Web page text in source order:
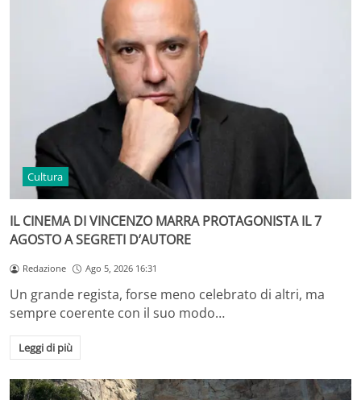
Cultura
IL CINEMA DI VINCENZO MARRA PROTAGONISTA IL 7
AGOSTO A SEGRETI D’AUTORE
Redazione Ago 5, 2026 16:31
Un grande regista, forse meno celebrato di altri, ma
sempre coerente con il suo modo…
Leggi di più